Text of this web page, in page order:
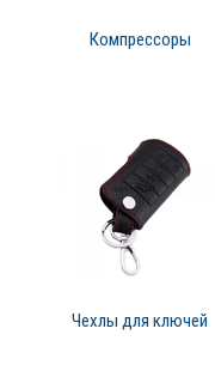
Компрессоры
Чехлы для ключей